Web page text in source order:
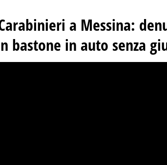
a Messina:
bastone in auto senza